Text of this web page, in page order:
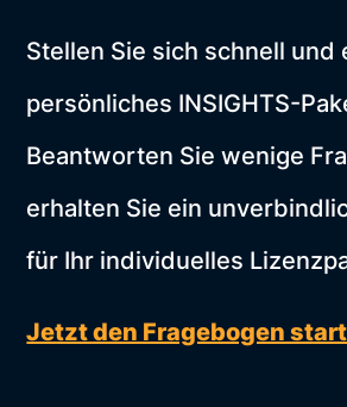
Stellen Sie sich schnell und
persönliches INSIGHTS-
Beantworten Sie wenige
erhalten Sie ein
für Ihr individuelles
Jetzt den Fragebogen